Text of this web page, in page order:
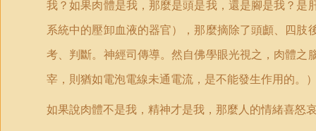
我？如果肉體是我，那麼是頭是我，還是腳是我？
系統中的壓卸血液的器官），那麼摘除了頭顱、四
考、判斷。神經司傳導。然自佛學眼光視之，肉體
宰，則猶如電泡電線未通電流，是不能發生作用的。
如果說肉體不是我，精神才是我，那麼人的情緒喜怒